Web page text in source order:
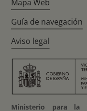
Mapa Web
Guía de navegación
Aviso legal
Ministerio para la